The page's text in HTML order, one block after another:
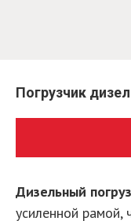
Погрузчик
Дизельный
усиленной рамой,